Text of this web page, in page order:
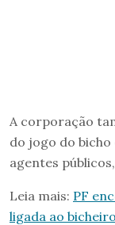
A corporação
do jogo do bicho
agentes
Leia mais: PF
ligada ao